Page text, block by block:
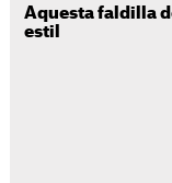
Aquesta faldilla
estil